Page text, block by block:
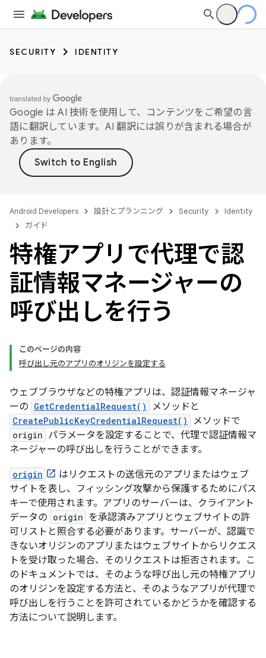
SECURITY IDENTITY
Google は AI 技術を使用して、コンテンツをご希望の言
語に翻訳しています。AI 翻訳には誤りが含まれる場合が
あります。
Android Developers 設計とプランニング Security
Identity
ガイド
特権アプリで代理で認
証情報マネージャーの
呼び出しを行う
このページの内容
呼び出し元のアプリのオリジンを設定する
ウェブブラウザなどの特権アプリは、認証情報マネージャ
ーの GetCredentialRequest() メソッドと
CreatePublicKeyCredentialRequest() メソッドで
origin パラメータを設定することで、代理で認証情報マ
ネージャーの呼び出しを行うことができます。
origin
はリクエストの送信元のアプリまたはウェブ
サイトを表し、フィッシング攻撃から保護するためにパス
キーで使用されます。アプリのサーバーは、クライアント
データの origin を承認済みアプリとウェブサイトの許
可リストと照合する必要があります。サーバーが、認識で
きないオリジンのアプリまたはウェブサイトからリクエス
トを受け取った場合、そのリクエストは拒否されます。こ
のドキュメントでは、そのような呼び出し元の特権アプリ
のオリジンを設定する方法と、そのようなアプリが代理で
呼び出しを行うことを許可されているかどうかを確認する
方法について説明します。